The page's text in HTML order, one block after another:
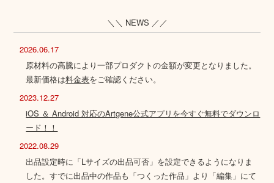
＼＼ NEWS ／／
2026.06.17
原材料の高騰により一部プロダクトの金額が変更となりました。
最新価格は料金表をご確認ください。
2023.12.27
iOS ＆ Android 対応のArtgene公式アプリを今すぐ無料でダウンロ
ード！！
2022.08.29
出品設定時に「Lサイズの出品可否」を設定できるようになりま
した。すでに出品中の作品も「つくった作品」より「編集」にて